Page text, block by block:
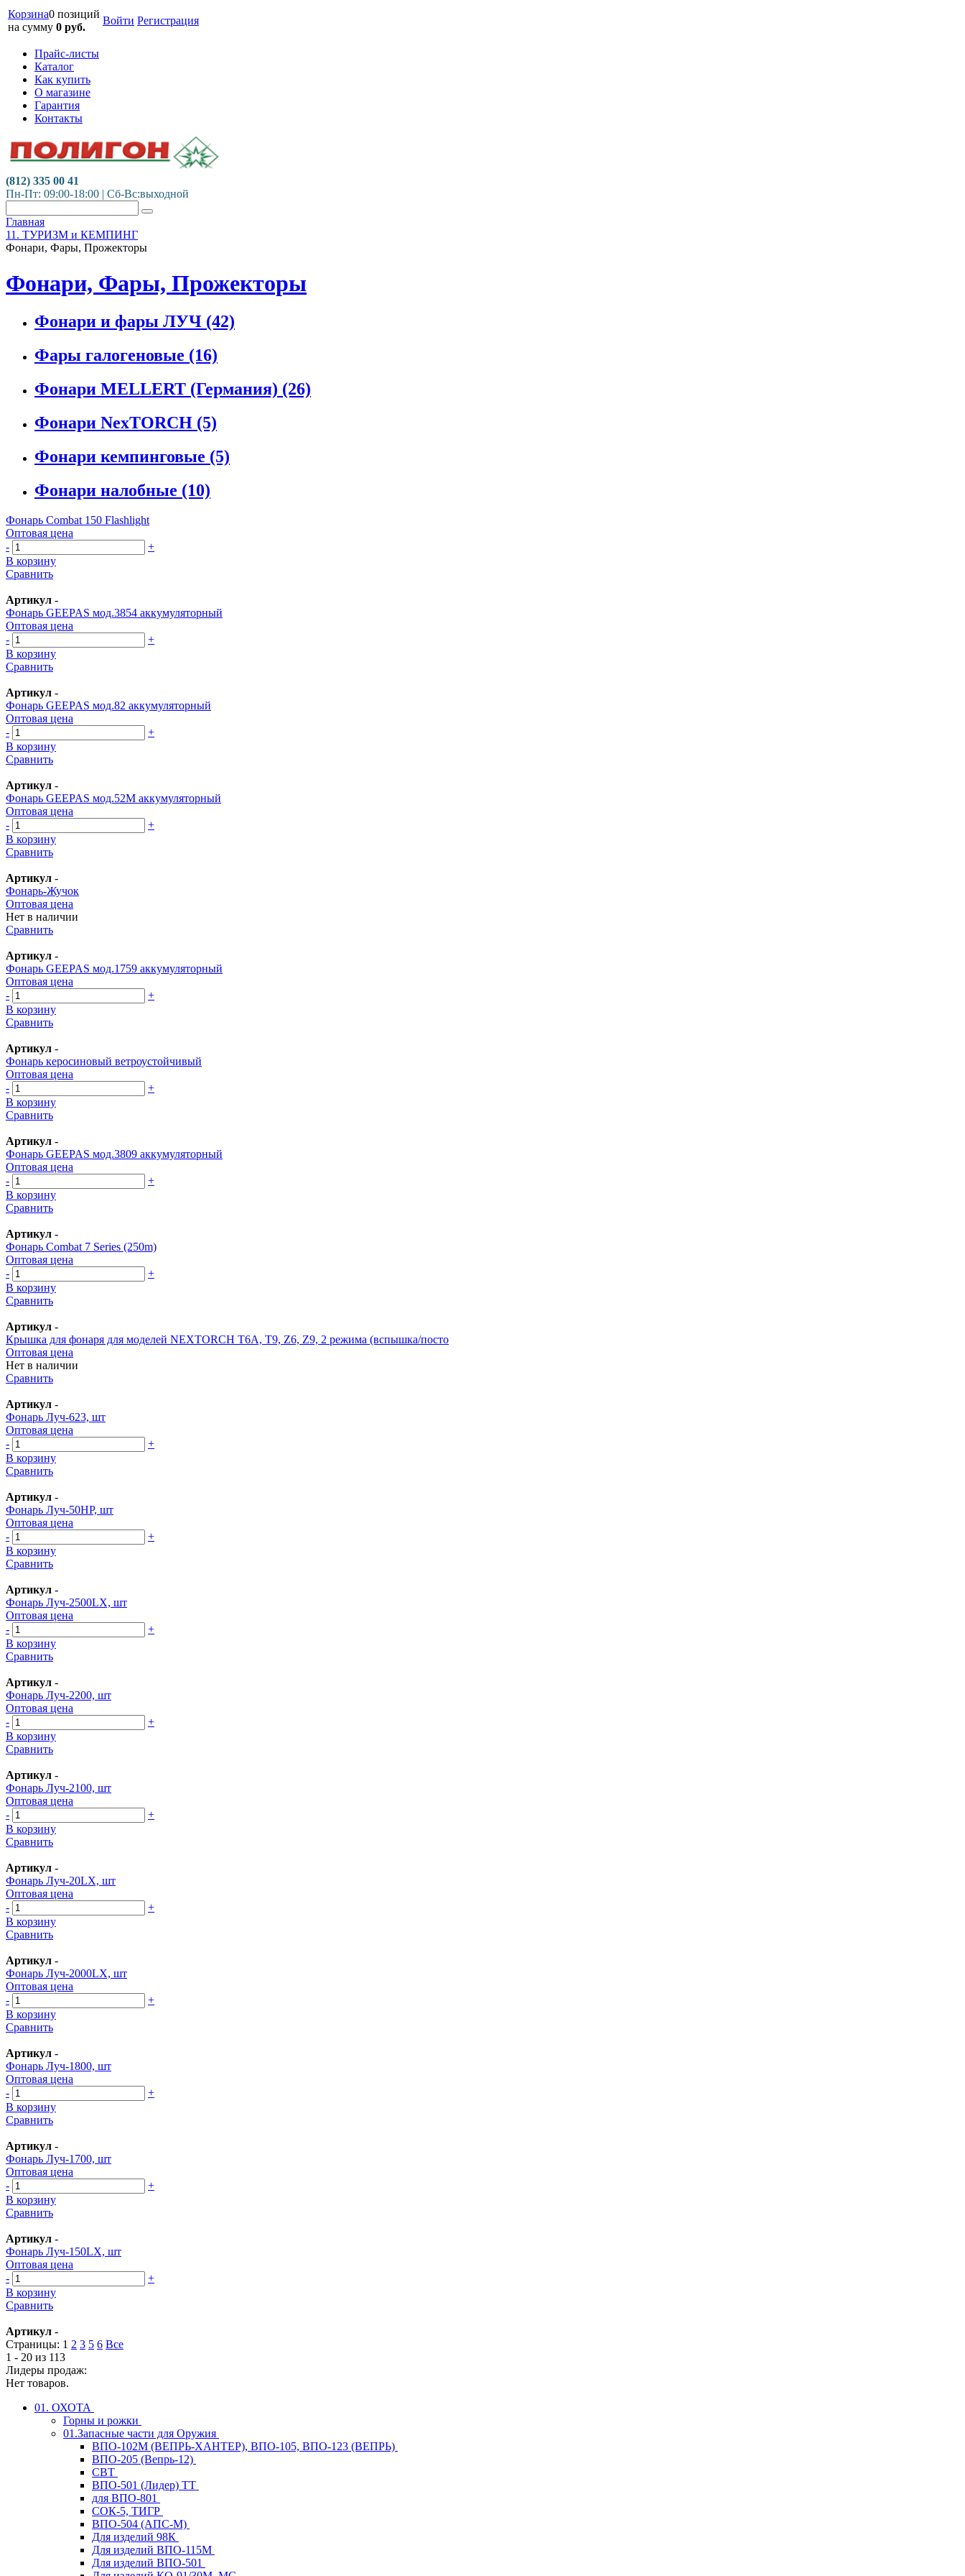
Корзина0 позиций
на сумму 0 руб.
Войти Регистрация
Прайс-листы
Каталог
Как купить
О магазине
Гарантия
Контакты
(812) 335 00 41
Пн-Пт: 09:00-18:00 | Сб-Вс:выходной
Главная
11. ТУРИЗМ и КЕМПИНГ
Фонари, Фары, Прожекторы
Фонари, Фары, Прожекторы
Фонари и фары ЛУЧ (42)
Фары галогеновые (16)
Фонари MELLERT (Германия) (26)
Фонари NexTORCH (5)
Фонари кемпинговые (5)
Фонари налобные (10)
Фонарь Combat 150 Flashlight
Оптовая цена
-
+
В корзину
Сравнить
Артикул -
Фонарь GEEPAS мод.3854 аккумуляторный
Оптовая цена
-
+
В корзину
Сравнить
Артикул -
Фонарь GEEPAS мод.82 аккумуляторный
Оптовая цена
-
+
В корзину
Сравнить
Артикул -
Фонарь GEEPAS мод.52М аккумуляторный
Оптовая цена
-
+
В корзину
Сравнить
Артикул -
Фонарь-Жучок
Оптовая цена
Нет в наличии
Сравнить
Артикул -
Фонарь GEEPAS мод.1759 аккумуляторный
Оптовая цена
-
+
В корзину
Сравнить
Артикул -
Фонарь керосиновый ветроустойчивый
Оптовая цена
-
+
В корзину
Сравнить
Артикул -
Фонарь GEEPAS мод.3809 аккумуляторный
Оптовая цена
-
+
В корзину
Сравнить
Артикул -
Фонарь Combat 7 Series (250m)
Оптовая цена
-
+
В корзину
Сравнить
Артикул -
Крышка для фонаря для моделей NEXTORCH T6A, T9, Z6, Z9, 2 режима (вспышка/посто
Оптовая цена
Нет в наличии
Сравнить
Артикул -
Фонарь Луч-623, шт
Оптовая цена
-
+
В корзину
Сравнить
Артикул -
Фонарь Луч-50HP, шт
Оптовая цена
-
+
В корзину
Сравнить
Артикул -
Фонарь Луч-2500LX, шт
Оптовая цена
-
+
В корзину
Сравнить
Артикул -
Фонарь Луч-2200, шт
Оптовая цена
-
+
В корзину
Сравнить
Артикул -
Фонарь Луч-2100, шт
Оптовая цена
-
+
В корзину
Сравнить
Артикул -
Фонарь Луч-20LX, шт
Оптовая цена
-
+
В корзину
Сравнить
Артикул -
Фонарь Луч-2000LX, шт
Оптовая цена
-
+
В корзину
Сравнить
Артикул -
Фонарь Луч-1800, шт
Оптовая цена
-
+
В корзину
Сравнить
Артикул -
Фонарь Луч-1700, шт
Оптовая цена
-
+
В корзину
Сравнить
Артикул -
Фонарь Луч-150LX, шт
Оптовая цена
-
+
В корзину
Сравнить
Артикул -
Страницы: 1 2 3 5 6 Все
1 - 20 из 113
Лидеры продаж:
Нет товаров.
01. ОХОТА
Горны и рожки
01.Запасные части для Оружия
ВПО-102М (ВЕПРЬ-ХАНТЕР), ВПО-105, ВПО-123 (ВЕПРЬ)
ВПО-205 (Вепрь-12)
СВТ
ВПО-501 (Лидер) ТТ
для ВПО-801
СОК-5, ТИГР
ВПО-504 (АПС-М)
Для изделий 98К
Для изделий ВПО-115М
Для изделий ВПО-501